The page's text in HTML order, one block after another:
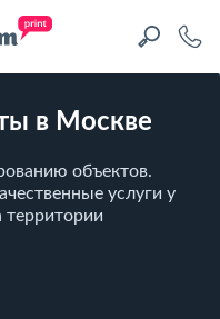
в Москве
объектов.
услуги у
территории